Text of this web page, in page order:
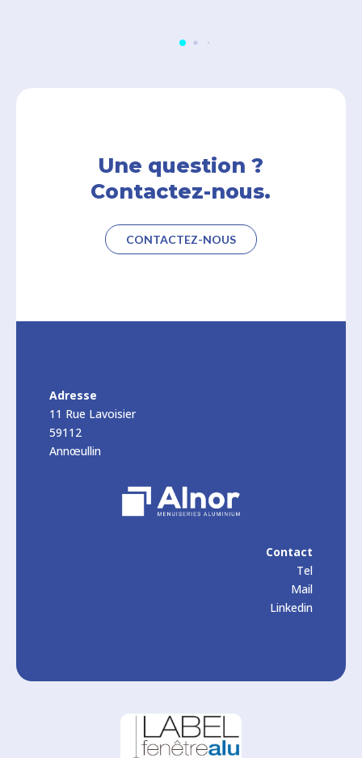
Une question ?
Contactez-nous.
CONTACTEZ-NOUS
Adresse
11 Rue Lavoisier
59112
Annœullin
Contact
Tel
Mail
Linkedin